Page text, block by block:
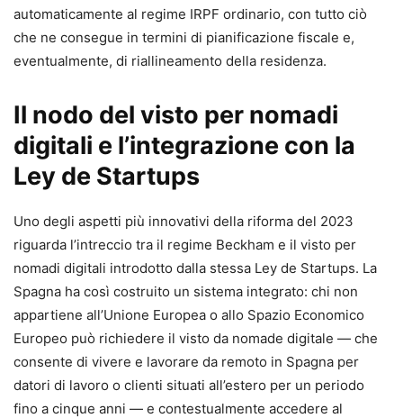
automaticamente al regime IRPF ordinario, con tutto ciò
che ne consegue in termini di pianificazione fiscale e,
eventualmente, di riallineamento della residenza.
Il nodo del visto per nomadi
digitali e l’integrazione con la
Ley de Startups
Uno degli aspetti più innovativi della riforma del 2023
riguarda l’intreccio tra il regime Beckham e il visto per
nomadi digitali introdotto dalla stessa Ley de Startups. La
Spagna ha così costruito un sistema integrato: chi non
appartiene all’Unione Europea o allo Spazio Economico
Europeo può richiedere il visto da nomade digitale — che
consente di vivere e lavorare da remoto in Spagna per
datori di lavoro o clienti situati all’estero per un periodo
fino a cinque anni — e contestualmente accedere al